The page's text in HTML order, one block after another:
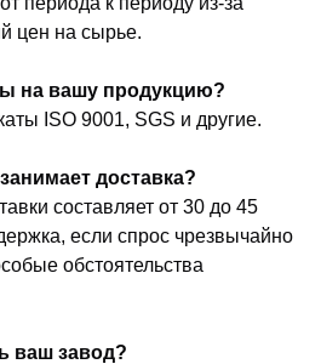
цен на сырье.
на вашу продукцию?
ISO 9001, SGS и другие.
доставка?
составляет от 30 до 45
если спрос чрезвычайно
обстоятельства
ваш завод?